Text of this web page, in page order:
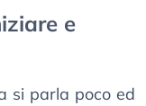
e
si parla poco ed